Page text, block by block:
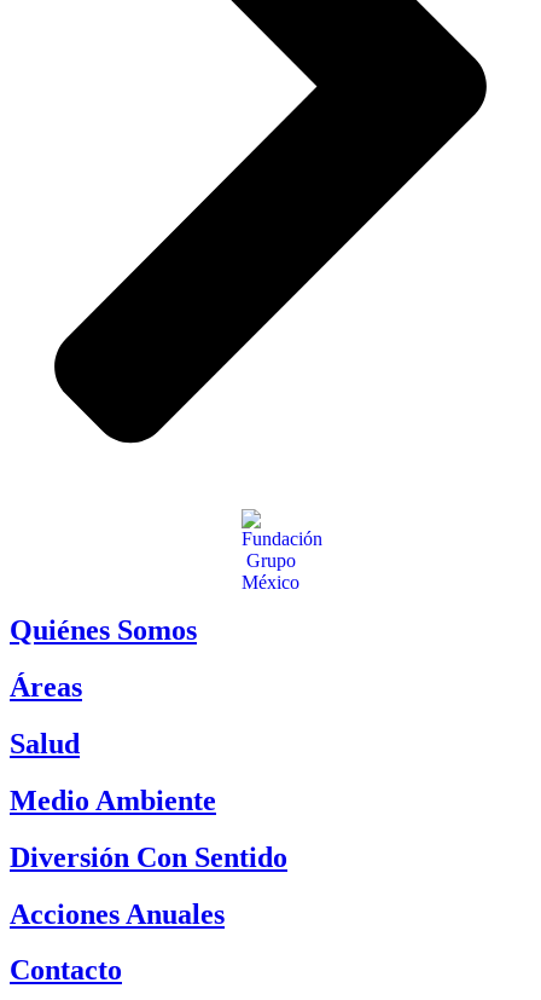
Quiénes Somos
Áreas
Salud
Medio Ambiente
Diversión Con Sentido
Acciones Anuales
Contacto